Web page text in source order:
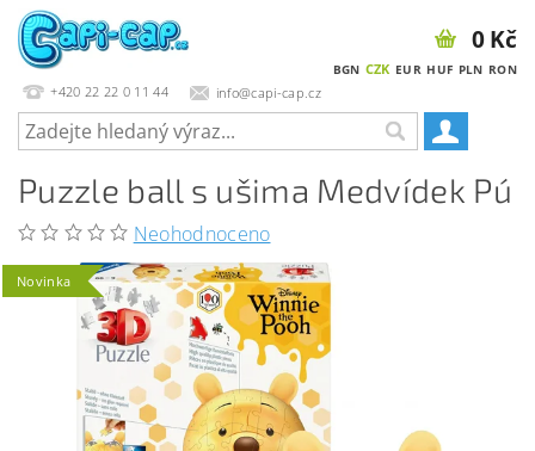
+420 22 22 0 11 44 info@capi-cap.cz
BGN CZK EUR HUF PLN RON
0 Kč
Puzzle ball s ušima Medvídek Pú
Neohodnoceno
Novinka